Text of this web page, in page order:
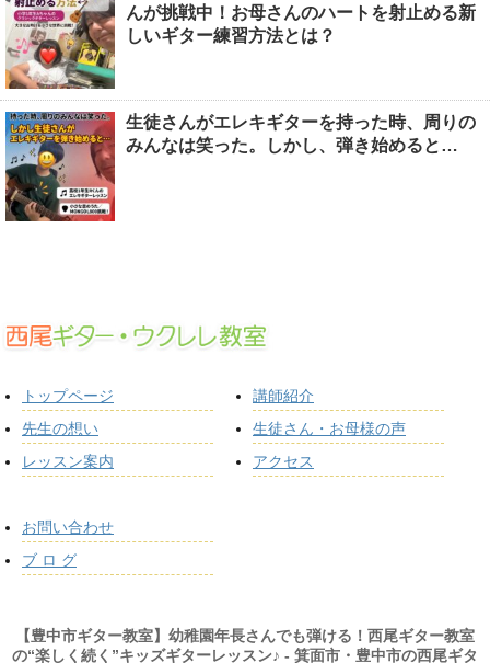
んが挑戦中！お母さんのハートを射止める新
しいギター練習方法とは？
生徒さんがエレキギターを持った時、周りの
みんなは笑った。しかし、弾き始めると…
トップページ
先生の想い
レッスン案内
講師紹介
生徒さん・お母様の声
アクセス
お問い合わせ
ブ ロ グ
【豊中市ギター教室】幼稚園年長さんでも弾ける！西尾ギター教室
の“楽しく続く”キッズギターレッスン♪ - 箕面市・豊中市の西尾ギタ